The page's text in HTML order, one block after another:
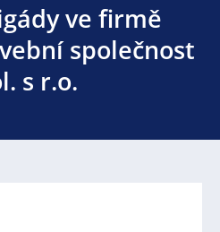
ve firmě
společnost
s r.o.